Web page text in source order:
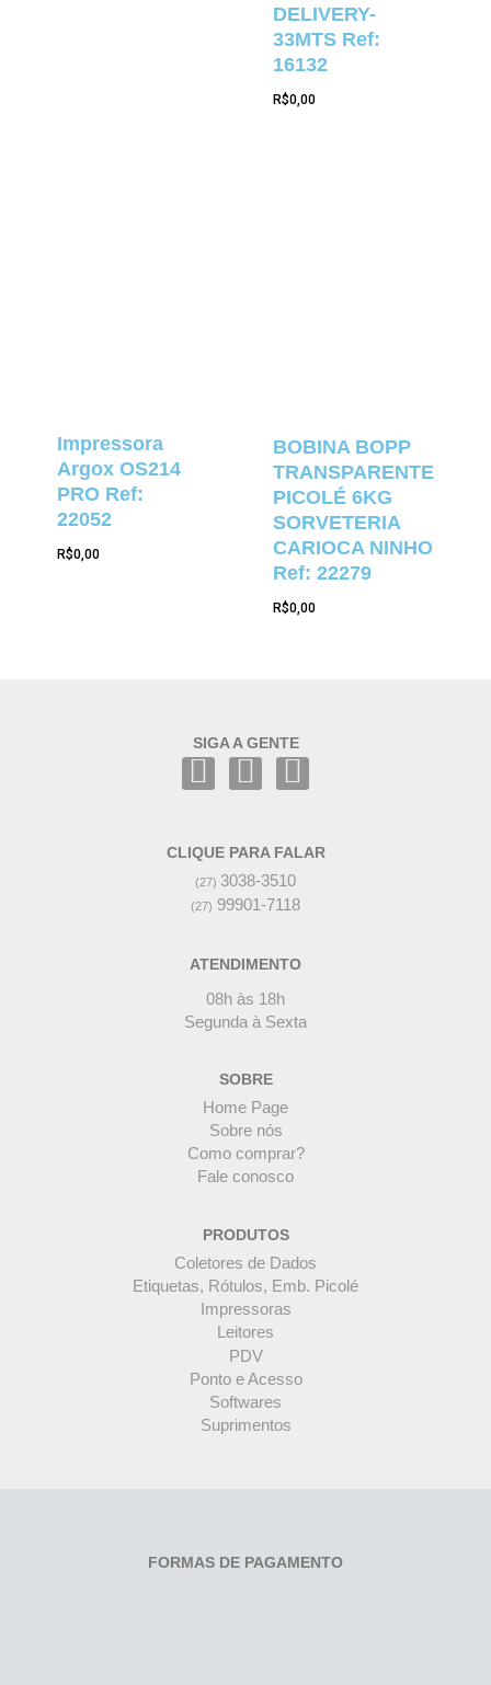
DELIVERY-
33MTS Ref:
16132
R$0,00
Impressora
Argox OS214
PRO Ref:
22052
R$0,00
BOBINA BOPP
TRANSPARENTE
PICOLÉ 6KG
SORVETERIA
CARIOCA NINHO
Ref: 22279
R$0,00
SIGA A GENTE
CLIQUE PARA FALAR
(27) 3038-3510
(27) 99901-7118
ATENDIMENTO
08h às 18h
Segunda à Sexta
SOBRE
Home Page
Sobre nós
Como comprar?
Fale conosco
PRODUTOS
Coletores de Dados
Etiquetas, Rótulos, Emb. Picolé
Impressoras
Leitores
PDV
Ponto e Acesso
Softwares
Suprimentos
FORMAS DE PAGAMENTO